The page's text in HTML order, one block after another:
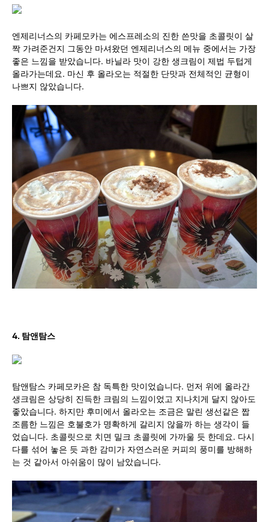
엔제리너스의 카페모카는 에스프레소의 진한 쓴맛을 초콜릿이 살
짝 가려준건지 그동안 마셔왔던 엔제리너스의 메뉴 중에서는 가장
좋은 느낌을 받았습니다. 바닐라 맛이 강한 생크림이 제법 두텁게
올라가는데요. 마신 후 올라오는 적절한 단맛과 전체적인 균형이
나쁘지 않았습니다.
4. 탐앤탐스
탐앤탐스 카페모카은 참 독특한 맛이었습니다. 먼저 위에 올라간
생크림은 상당히 진득한 크림의 느낌이었고 지나치게 달지 않아도
좋았습니다. 하지만 후미에서 올라오는 조금은 말린 생선같은 짭
조름한 느낌은 호불호가 명확하게 갈리지 않을까 하는 생각이 들
었습니다. 초콜릿으로 치면 밀크 초콜릿에 가까울 듯 한데요. 다시
다를 섞어 놓은 듯 과한 감미가 자연스러운 커피의 풍미를 방해하
는 것 같아서 아쉬움이 많이 남았습니다.